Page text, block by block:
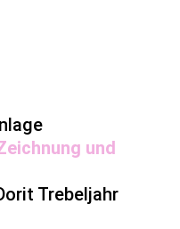
und
Trebeljahr